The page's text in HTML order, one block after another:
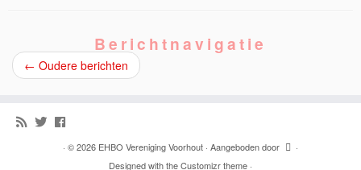
Berichtnavigatie
← Oudere berichten
· © 2026 EHBO Vereniging Voorhout · Aangeboden door
·
Designed with theCustomizr theme ·